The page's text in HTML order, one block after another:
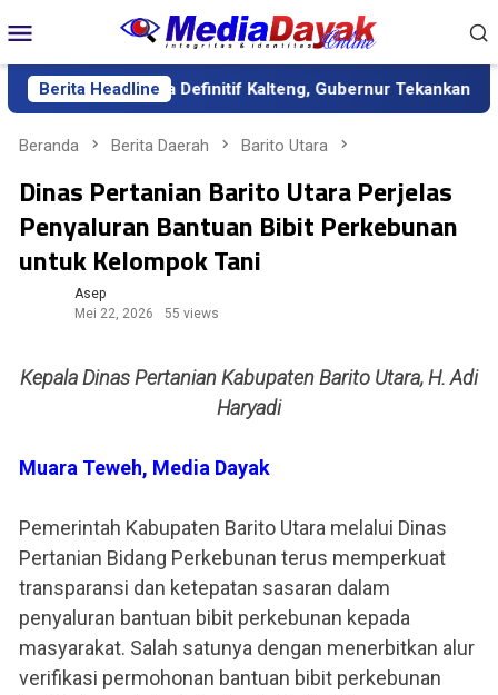
ke
kontenMobile
Berita Headline
Sekda Definitif Kalteng, Gubernur Tekankan Kerja Keras
Beranda Berita Daerah Barito Utara
Dinas Pertanian Barito Utara Perjelas
Penyaluran Bantuan Bibit Perkebunan
untuk Kelompok Tani
Asep
Mei 22, 2026
55 views
Kepala Dinas Pertanian Kabupaten Barito Utara, H. Adi
Haryadi
Muara Teweh, Media Dayak
Pemerintah Kabupaten Barito Utara melalui Dinas
Pertanian Bidang Perkebunan terus memperkuat
transparansi dan ketepatan sasaran dalam
penyaluran bantuan bibit perkebunan kepada
masyarakat. Salah satunya dengan menerbitkan alur
verifikasi permohonan bantuan bibit perkebunan